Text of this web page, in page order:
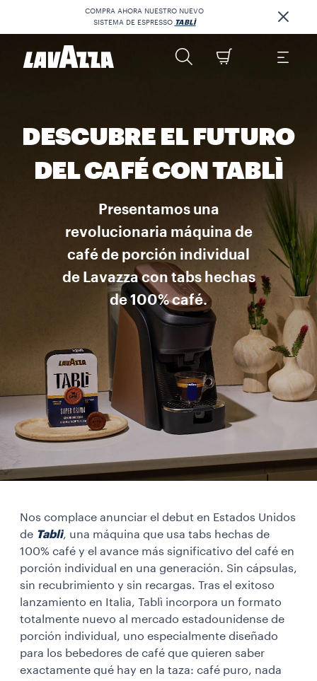
COMPRA AHORA NUESTRO NUEVO
SISTEMA DE ESPRESSO TABLÌ
DESCUBRE EL FUTURO
DEL CAFÉ CON TABLÌ
Presentamos una
revolucionaria máquina de
café de porción individual
de Lavazza con tabs hechas
de 100% café.
Nos complace anunciar el debut en Estados Unidos
de Tablì, una máquina que usa tabs hechas de
100% café y el avance más significativo del café en
porción individual en una generación. Sin cápsulas,
sin recubrimiento y sin recargas. Tras el exitoso
lanzamiento en Italia, Tablì incorpora un formato
totalmente nuevo al mercado estadounidense de
porción individual, uno especialmente diseñado
para los bebedores de café que quieren saber
exactamente qué hay en la taza: café puro, nada